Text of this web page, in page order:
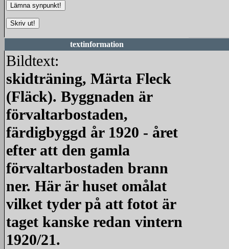
textinformation
Bildtext:
skidträning, Märta Fleck
(Fläck). Byggnaden är
förvaltarbostaden,
färdigbyggd år 1920 - året
efter att den gamla
förvaltarbostaden brann
ner. Här är huset omålat
vilket tyder på att fotot är
taget kanske redan vintern
1920/21.